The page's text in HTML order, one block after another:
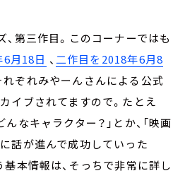
、第三作目。このコーナーではも
月18日 、二作目を2018年6月8
れぞれみやーんさんによる公式
イブされてますので。たとえ
なキャラクター？」とか、「映画
話が進んで成功していった
基本情報は、そっちで非常に詳し